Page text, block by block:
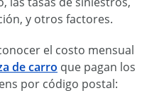
y otros factores.
el costo mensual
de carro que pagan los
por código postal: